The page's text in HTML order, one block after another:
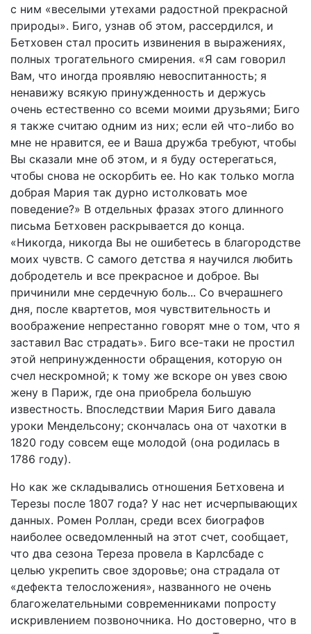
с ним «веселыми утехами радостной прекрасной
природы». Биго, узнав об этом, рассердился, и
Бетховен стал просить извинения в выражениях,
полных трогательного смирения. «Я сам говорил
Вам, что иногда проявляю невоспитанность; я
ненавижу всякую принужденность и держусь
очень естественно со всеми моими друзьями; Биго
я также считаю одним из них; если ей что-либо во
мне не нравится, ее и Ваша дружба требуют, чтобы
Вы сказали мне об этом, и я буду остерегаться,
чтобы снова не оскорбить ее. Но как только могла
добрая Мария так дурно истолковать мое
поведение?» В отдельных фразах этого длинного
письма Бетховен раскрывается до конца.
«Никогда, никогда Вы не ошибетесь в благородстве
моих чувств. С самого детства я научился любить
добродетель и все прекрасное и доброе. Вы
причинили мне сердечную боль... Со вчерашнего
дня, после квартетов, моя чувствительность и
воображение непрестанно говорят мне о том, что я
заставил Вас страдать». Биго все-таки не простил
этой непринужденности обращения, которую он
счел нескромной; к тому же вскоре он увез свою
жену в Париж, где она приобрела большую
известность. Впоследствии Мария Биго давала
уроки Мендельсону; скончалась она от чахотки в
1820 году совсем еще молодой (она родилась в
1786 году).
Но как же складывались отношения Бетховена и
Терезы после 1807 года? У нас нет исчерпывающих
данных. Ромен Роллан, среди всех биографов
наиболее осведомленный на этот счет, сообщает,
что два сезона Тереза провела в Карлсбаде с
целью укрепить свое здоровье; она страдала от
«дефекта телосложения», названного не очень
благожелательными современниками попросту
искривлением позвоночника. Но достоверно, что в